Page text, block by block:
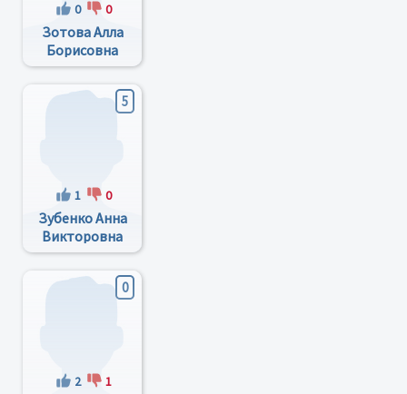
0 0
Зотова Алла
Борисовна
5
1 0
Зубенко Анна
Викторовна
0
2 1